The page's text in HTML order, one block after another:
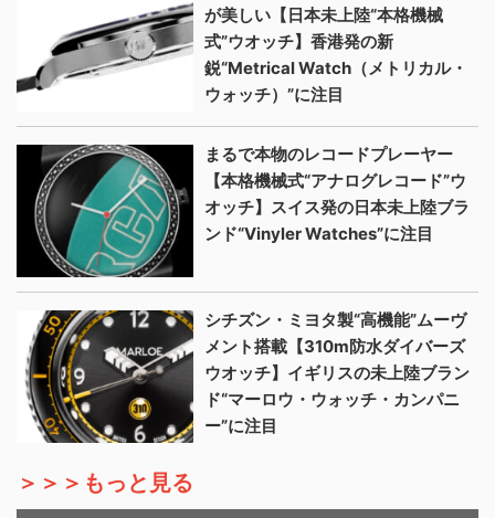
が美しい【日本未上陸“本格機械
式”ウオッチ】香港発の新
鋭“Metrical Watch（メトリカル・
ウォッチ）”に注目
まるで本物のレコードプレーヤー
【本格機械式“アナログレコード”ウ
オッチ】スイス発の日本未上陸ブラ
ンド“Vinyler Watches”に注目
シチズン・ミヨタ製“高機能”ムーヴ
メント搭載【310m防水ダイバーズ
ウオッチ】イギリスの未上陸ブラン
ド“マーロウ・ウォッチ・カンパニ
ー”に注目
＞＞＞もっと見る